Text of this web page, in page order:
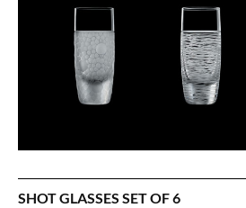
SHOT GLASSES SET OF 6